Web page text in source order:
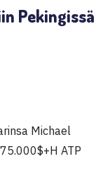
Pekingissä
Michael
ATP